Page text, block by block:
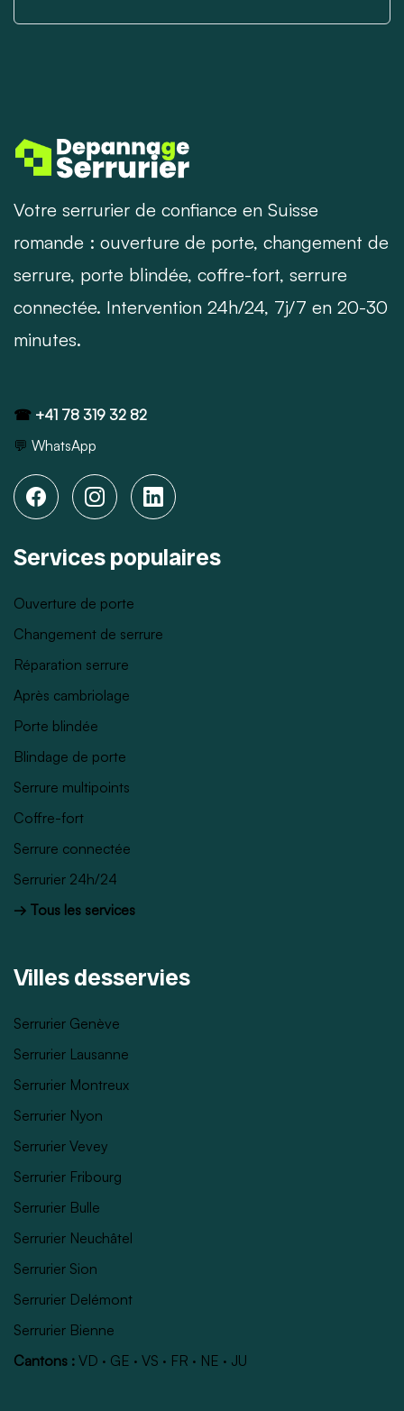
Votre serrurier de confiance en Suisse
romande : ouverture de porte, changement de
serrure, porte blindée, coffre-fort, serrure
connectée. Intervention 24h/24, 7j/7 en 20-30
minutes.
☎ +41 78 319 32 82
💬 WhatsApp
Services populaires
Ouverture de porte
Changement de serrure
Réparation serrure
Après cambriolage
Porte blindée
Blindage de porte
Serrure multipoints
Coffre-fort
Serrure connectée
Serrurier 24h/24
→ Tous les services
Villes desservies
Serrurier Genève
Serrurier Lausanne
Serrurier Montreux
Serrurier Nyon
Serrurier Vevey
Serrurier Fribourg
Serrurier Bulle
Serrurier Neuchâtel
Serrurier Sion
Serrurier Delémont
Serrurier Bienne
Cantons : VD · GE · VS · FR · NE · JU